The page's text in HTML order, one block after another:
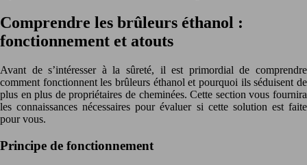
Comprendre les brûleurs éthanol :
fonctionnement et atouts
Avant de s’intéresser à la sûreté, il est primordial de comprendre
comment fonctionnent les brûleurs éthanol et pourquoi ils séduisent de
plus en plus de propriétaires de cheminées. Cette section vous fournira
les connaissances nécessaires pour évaluer si cette solution est faite
pour vous.
Principe de fonctionnement